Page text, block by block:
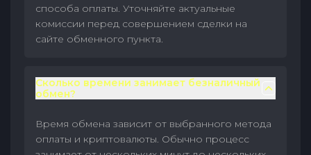
способа оплаты. Уточняйте актуальные
комиссии перед совершением сделки на
сайте обменного пункта.
Сколько времени занимает безналичный
обмен?
Время обмена зависит от выбранного метода
оплаты и криптовалюты. Обычно процесс